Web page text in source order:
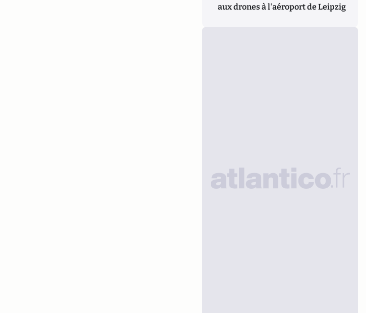
aux drones à l'aéroport de Leipzig